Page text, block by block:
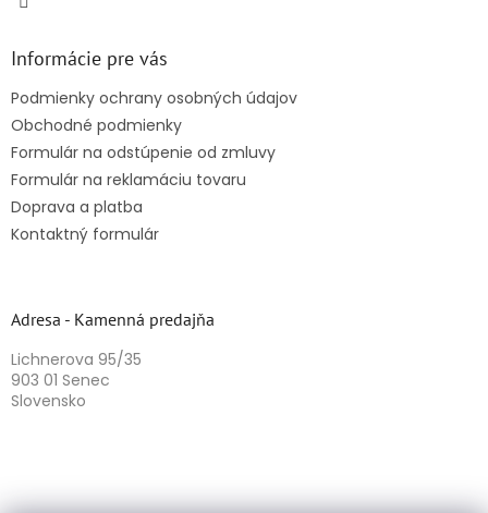
Informácie pre vás
Podmienky ochrany osobných údajov
Obchodné podmienky
Formulár na odstúpenie od zmluvy
Formulár na reklamáciu tovaru
Doprava a platba
Kontaktný formulár
Adresa - Kamenná predajňa
Lichnerova 95/35
903 01 Senec
Slovensko